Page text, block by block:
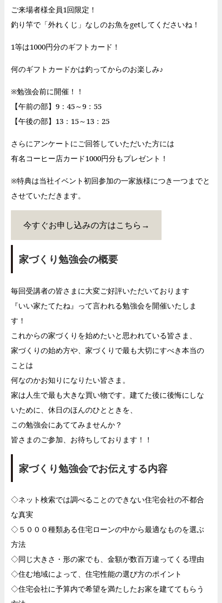
ご来場者様全員1回限定！
釣り竿で「外れくじ」なしのお魚をgetしてくださいね！
1等は1000円分のギフトカード！
何のギフトカードかは釣ってからのお楽しみ♪
※勉強会前に開催！！
【午前の部】9：45～9：55
【午後の部】13：15～13：25
さらにアンケートにご回答していただいた方には
有名コーヒー店カード1000円分もプレゼント！
※特典は当社イベント初回参加の一家族様につき一つまでと
させていただきます。
今すぐお申し込みの方はこちら→
家づくり勉強会の概要
毎回受講者の皆さまに大変ご好評いただいております
『いい家たてたね』って言われる勉強会を開催いたしま
す！
これからの家づくりを始めたいと思われている皆さま、
家づくりの始め方や、家づくりで最も大切にすべき本当の
ことは
何なのかお知りになりたい皆さま。
家は人生で最も大きな買い物です。建てた後に後悔にしな
いために、休日のほんのひとときを、
この勉強会にあててみませんか？
皆さまのご参加、お待ちしております！！
家づくり勉強会でお伝えする内容
◇ネット検索では調べることのできない住宅会社の不都合
な真実
◇５０００種類ある住宅ローンの中から最適なものを選ぶ
方法
◇同じ大きさ・形の家でも、金額が数百万違ってくる理由
◇住む地域によって、住宅性能の選び方のポイント
◇住宅会社に予算内で希望を満たしたお家を建ててもらう